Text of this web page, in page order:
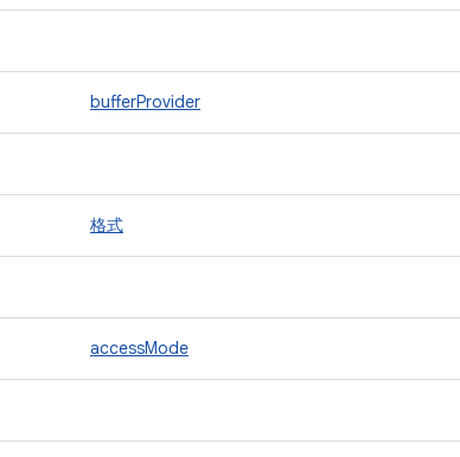
bufferProvider
格式
accessMode